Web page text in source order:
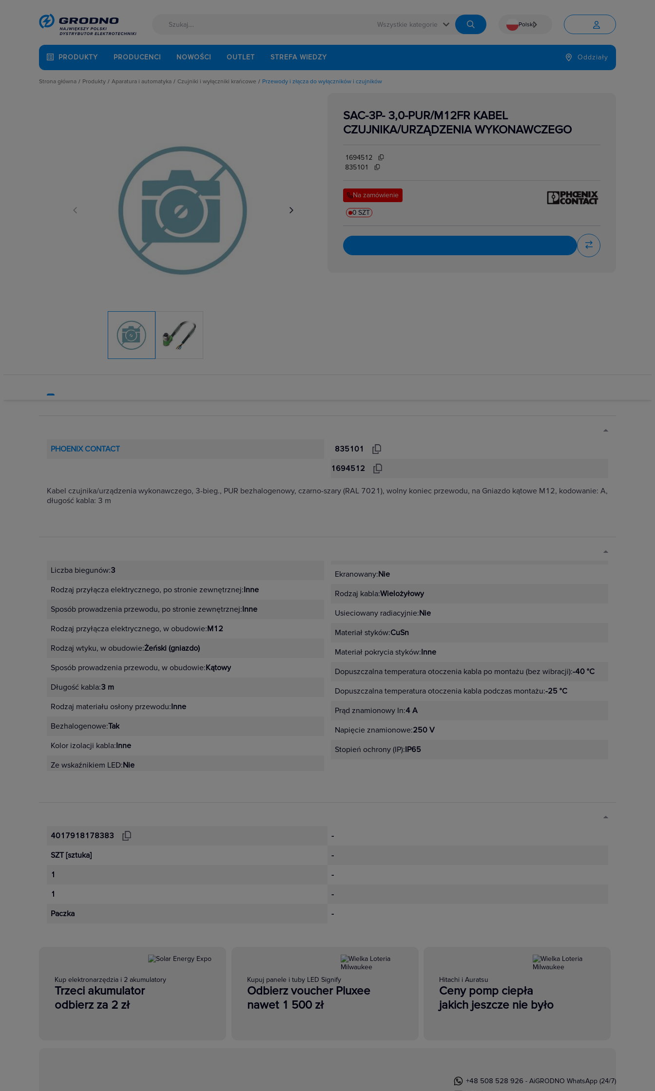
 Polski
Język

PRODUKTY PRODUCENCI NOWOŚCI OUTLET STREFA WIEDZY Oddziały
Strona główna
Produkty
Odzież ochronna i BHP
Osprzęt siłowy, przenośny
Pompy ciepła
Prowadzenie kabli
Rozdzielnice i obudowy
Sieci zewnętrzne
Systemy bezpieczeństwa
Systemy HVAC
Technika grzewcza
Technika instalacyjna
Aparatura i automatyka
Automatyka przemysłowa
Czujniki i wyłączniki krańcowe
Elementy pasywne
Elementy sterowania i sygnalizacji
Optoelektronika
Przekaźniki
Rozłączniki i podstawy bezpiecznikowe
Sterownie i zabezpieczenie silników elektrycznych
Wyłączniki, rozłączniki
Czujniki i wyłączniki krańcowe
Czujniki światłowodowe
Czujniki temperatury
Czujniki termostatyczne
Czujniki ultradzwiękowe
Dławiki do wyłączników krańcowych
Enkodery
Głowice napędowe wyłączników krańcowych
Klucze do wyłączników krańcowych
Kurtyny świetlne
Odbłyśniki do czujników fotoelektrycznych
Pozostałe akcesoria
Przewody i złącza do wyłączników i czujników
Wyłączniki awaryjne cięgnowe
Wyłączniki i czujniki ciśnieniowe
Wyłączniki krańcowe
Wyłączniki magnetyczne bezpieczeństwa
Wyłączniki pływakowe
Przewody i złącza do wyłączników i czujników
SAC-3P- 3,0-PUR/M12FR KABEL
CZUJNIKA/URZĄDZENIA WYKONAWCZEGO
1694512
835101
Na zamówienie
0 SZT
PHOENIX CONTACT
835101
1694512
Kabel czujnika/urządzenia wykonawczego, 3-bieg., PUR bezhalogenowy, czarno-szary (RAL 7021), wolny koniec przewodu, na Gniazdo kątowe M12, kodowanie: A,
długość kabla: 3 m
Liczba biegunów:3
Rodzaj przyłącza elektrycznego, po stronie zewnętrznej:Inne
Sposób prowadzenia przewodu, po stronie zewnętrznej:Inne
Rodzaj przyłącza elektrycznego, w obudowie:M12
Rodzaj wtyku, w obudowie:Żeński (gniazdo)
Sposób prowadzenia przewodu, w obudowie:Kątowy
Długość kabla:3 m
Rodzaj materiału osłony przewodu:Inne
Bezhalogenowe:Tak
Kolor izolacji kabla:Inne
Ze wskaźnikiem LED:Nie
Ekranowany:Nie
Rodzaj kabla:Wielożyłowy
Usieciowany radiacyjnie:Nie
Materiał styków:CuSn
Materiał pokrycia styków:Inne
Dopuszczalna temperatura otoczenia kabla po montażu (bez wibracji):-40 °C
Dopuszczalna temperatura otoczenia kabla podczas montażu:-25 °C
Prąd znamionowy In:4 A
Napięcie znamionowe:250 V
Stopień ochrony (IP):IP65
4017918178383
SZT [sztuka]
1
1
Paczka
-
-
-
-
-
Kup elektronarzędzia i 2 akumulatory
Trzeci akumulator
odbierz za 2 zł
Kupuj panele i tuby LED Signify
Odbierz voucher Pluxee
nawet 1 500 zł
Hitachi i Auratsu
Ceny pomp ciepła
jakich jeszcze nie było
+48 508 528 926 - AiGRODNO WhatsApp (24/7)